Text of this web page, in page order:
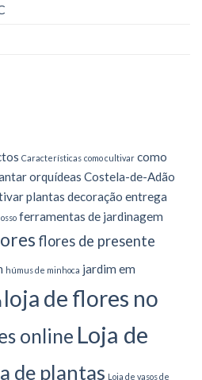
Características como cultivar como
orquídeas Costela-de-Adão
plantas decoração entrega
ferramentas de jardinagem
flores de presente
húmus de minhoca jardim em
loja de flores no
online Loja de
de plantas Loja de vasos de